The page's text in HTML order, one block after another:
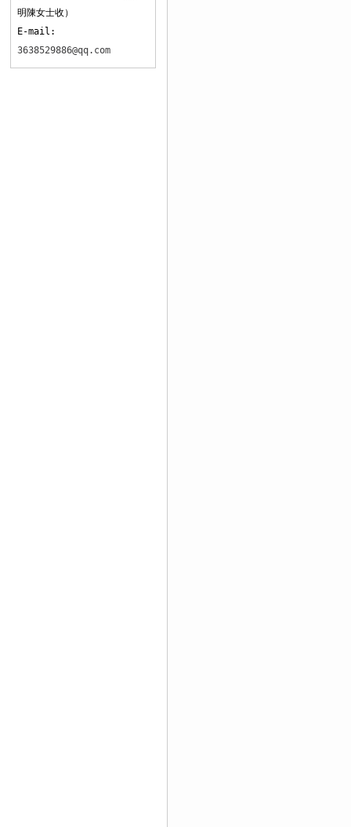
明陳女士收）
E-mail:
3638529886@qq.com